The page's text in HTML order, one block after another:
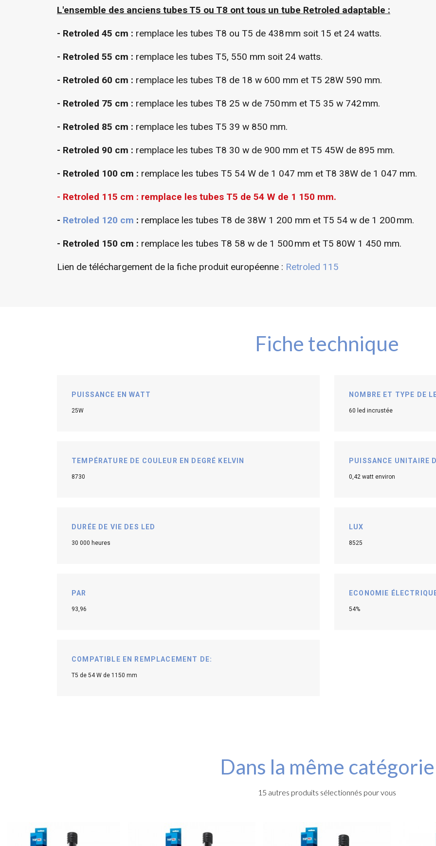
L'ensemble des anciens tubes T5 ou T8 ont tous un tube Retroled adaptable :
- Retroled 45 cm : remplace les tubes T8 ou T5 de 438 mm soit 15 et 24 watts.
- Retroled 55 cm : remplace les tubes T5, 550 mm soit 24 watts.
- Retroled 60 cm : remplace les tubes T8 de 18 w 600 mm et T5 28W 590 mm.
- Retroled 75 cm : remplace les tubes T8 25 w de 750 mm et T5 35 w 742 mm.
- Retroled 85 cm : remplace les tubes T5 39 w 850 mm.
- Retroled 90 cm : remplace les tubes T8 30 w de 900 mm et T5 45W de 895 mm.
- Retroled 100 cm : remplace les tubes T5 54 W de 1 047 mm et T8 38W de 1 047 mm.
- Retroled 115 cm : remplace les tubes T5 de 54 W de 1 150 mm.
- Retroled 120 cm : remplace les tubes T8 de 38W 1 200 mm et T5 54 w de 1 200 mm.
- Retroled 150 cm : remplace les tubes T8 58 w de 1 500 mm et T5 80W 1 450 mm.
Lien de téléchargement de la fiche produit européenne : Retroled 115
Fiche technique
PUISSANCE EN WATT
25W
NOMBRE ET TYPE DE
60 led incrustée
TEMPÉRATURE DE COULEUR EN DEGRÉ KELVIN
8730
PUISSANCE UNITAIRE
0,42 watt environ
DURÉE DE VIE DES LED
30 000 heures
LUX
8525
PAR
93,96
ECONOMIE
54%
COMPATIBLE EN REMPLACEMENT DE:
T5 de 54 W de 1150 mm
Dans la même catégorie
15 autres produits sélectionnés pour vous